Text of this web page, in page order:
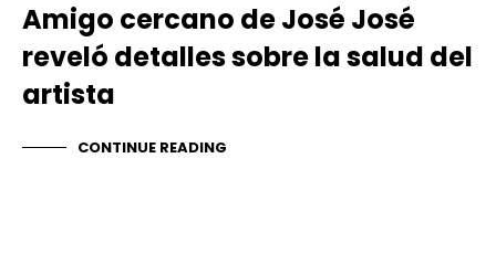
Amigo cercano de José José
reveló detalles sobre la salud del
artista
CONTINUE READING